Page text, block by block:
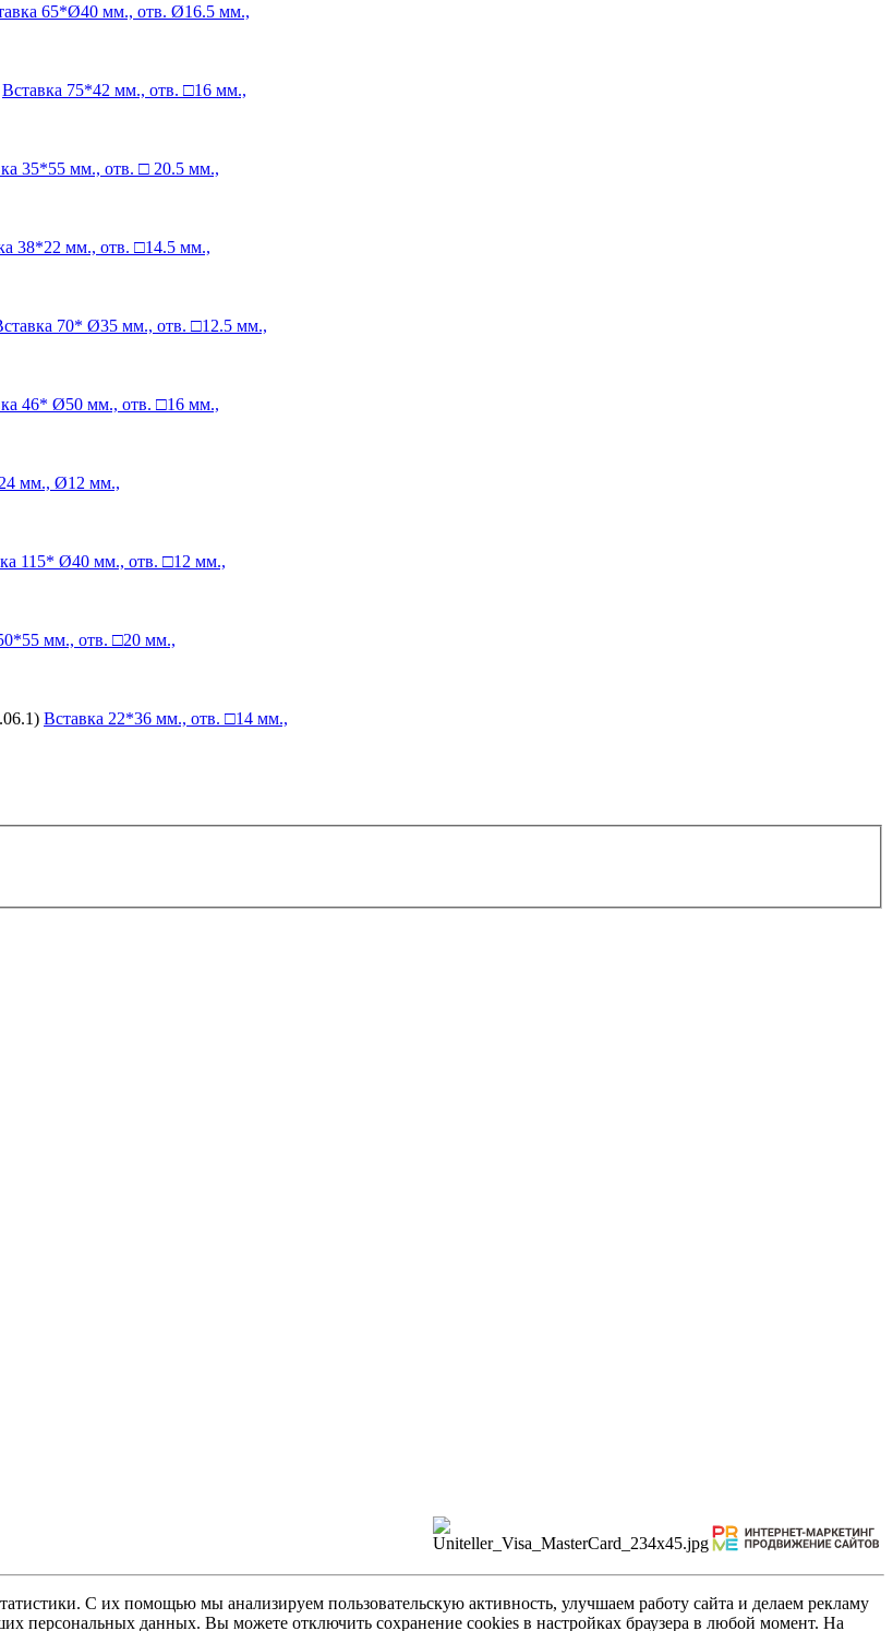
65*Ø40 мм., отв. Ø16.5 мм.,
Вставка 75*42 мм., отв. □16 мм.,
35*55 мм., отв. □ 20.5 мм.,
38*22 мм., отв. □14.5 мм.,
70* Ø35 мм., отв. □12.5 мм.,
46* Ø50 мм., отв. □16 мм.,
мм., Ø12 мм.,
115* Ø40 мм., отв. □12 мм.,
мм., отв. □20 мм.,
Вставка 22*36 мм., отв. □14 мм.,
С их помощью мы анализируем пользовательскую активность, улучшаем работу сайта и делаем рекламу
персональных данных. Вы можете отключить сохранение cookies в настройках браузера в любой момент. На